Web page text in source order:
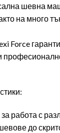
шевна
на много
Force
работа с
до